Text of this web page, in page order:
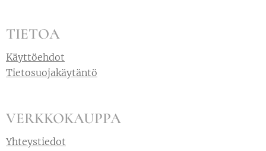
TIETOA
Käyttöehdot
Tietosuojakäytäntö
VERKKOKAUPPA
Yhteystiedot